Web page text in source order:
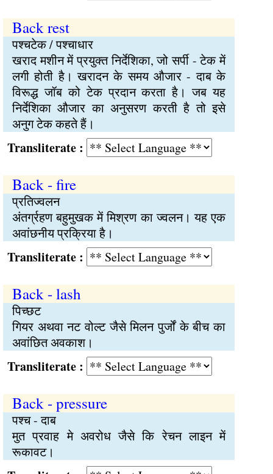
Back rest
पश्चटेक / पश्चाधार
खराद मशीन में प्रयुक्त निर्देशिका, जो सर्पी - टेक में
लगी होती है। खरादन के समय औजार - दाब के
विरूद्ध जॉब को टेक प्रदान करता है। जब यह
निर्देशिका औजार का अनुसरण करती है तो इसे
अनुग टेक कहते हैं।
:
Back - fire
प्रतिज्वलन
अंतर्ग्रहण बहुमुखक में मिश्रण का ज्वलन। यह एक
अवांछनीय प्रक्रिया है।
:
Back - lash
पिच्छट
गियर अथवा नट वोल्ट जैसे मिलन पुर्जों के बीच का
अवांछित अवकाश।
:
Back - pressure
पश्च - दाब
मुत प्रवाह मे अवरोध जैसे कि रेचन लाइन में
रूकावट।